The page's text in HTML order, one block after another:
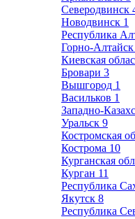
Северодвинск
Новодвинск 1
Республика
Горно-Алтайск
Киевская
Бровари 3
Вышгород 1
Васильков 1
Западно-
Уральск 9
Костромская
Кострома 10
Курганская
Курган 11
Республика
Якутск 8
Республика